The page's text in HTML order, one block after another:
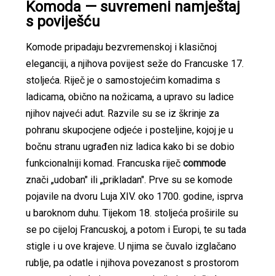
Komoda — suvremeni namještaj
s poviješću
Komode pripadaju bezvremenskoj i klasičnoj
eleganciji, a njihova povijest seže do Francuske 17.
stoljeća. Riječ je o samostojećim komadima s
ladicama, obično na nožicama, a upravo su ladice
njihov najveći adut. Razvile su se iz škrinje za
pohranu skupocjene odjeće i posteljine, kojoj je u
bočnu stranu ugrađen niz ladica kako bi se dobio
funkcionalniji komad. Francuska riječcommode
znači „udoban" ili „prikladan". Prve su se komode
pojavile na dvoru Luja XIV. oko 1700. godine, isprva
u baroknom duhu. Tijekom 18. stoljeća proširile su
se po cijeloj Francuskoj, a potom i Europi, te su tada
stigle i u ove krajeve. U njima se čuvalo izglačano
rublje, pa odatle i njihova povezanost s prostorom